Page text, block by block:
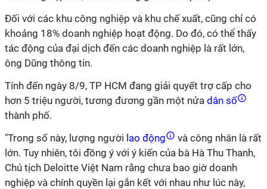
Đối với các khu công nghiệp và khu chế xuất, cũng chỉ có
khoảng 18% doanh nghiệp hoạt động. Do đó, có thể thấy
tác động của đại dịch đến các doanh nghiệp là rất lớn,
ông Dũng thông tin.
Tính đến ngày 8/9, TP HCM đang giải quyết trợ cấp cho
hơn 5 triệu người, tương đương gần một nửa dân số
thành phố.
"Trong số này, lượng người lao động
và công nhân là rất
lớn. Tuy nhiên, tôi đồng ý với ý kiến của bà Hà Thu Thanh,
Chủ tịch Deloitte Việt Nam rằng chưa bao giờ doanh
nghiệp và chính quyền lại gắn kết với nhau như lúc này,